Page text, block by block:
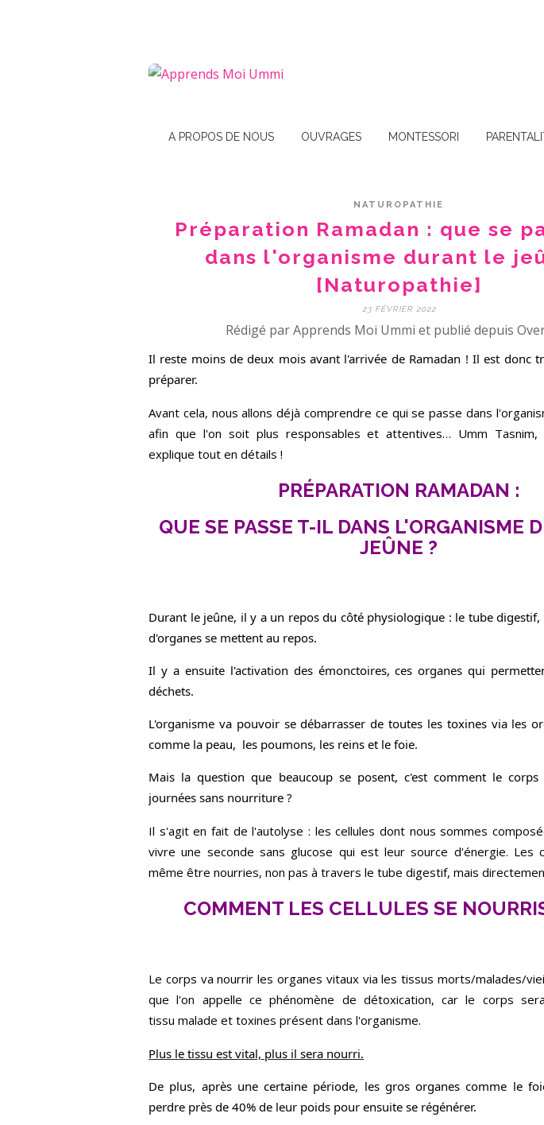
A PROPOS DE NOUS OUVRAGES MONTESSORI
NATUROPATHIE
Préparation Ramadan : que se
dans l'organisme durant le
[Naturopathie]
23 FÉVRIER 2022
Rédigé par Apprends Moi Ummi et publié depuis
Il reste moins de deux mois avant l'arrivée de Ramadan ! Il est donc
préparer.
Avant cela, nous allons déjà comprendre ce qui se passe dans
afin que l'on soit plus responsables et attentives… Umm Tasnim,
explique tout en détails !
PRÉPARATION RAMADAN :
QUE SE PASSE T-IL DANS L'ORGANISME
JEÛNE ?
Durant le jeûne, il y a un repos du côté physiologique : le tube
d'organes se mettent au repos.
Il y a ensuite l'activation des émonctoires, ces organes qui
déchets.
L'organisme va pouvoir se débarrasser de toutes les toxines via les
comme la peau, les poumons, les reins et le foie.
Mais la question que beaucoup se posent, c'est comment le
journées sans nourriture ?
Il s'agit en fait de l'autolyse : les cellules dont nous sommes
vivre une seconde sans glucose qui est leur source d'énergie. Les
même être nourries, non pas à travers le tube digestif, mais
COMMENT LES CELLULES SE
Le corps va nourrir les organes vitaux via les tissus morts/malades/
que l'on appelle ce phénomène de détoxication, car le corps
tissu malade et toxines présent dans l'organisme.
Plus le tissu est vital, plus il sera nourri.
De plus, après une certaine période, les gros organes comme le
perdre près de 40% de leur poids pour ensuite se régénérer.